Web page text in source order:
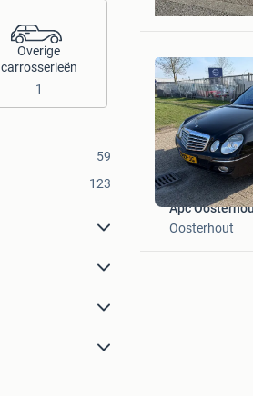
Overige
carrosserieën
1
59
123
Terneuzen
Apc
Oosterhout